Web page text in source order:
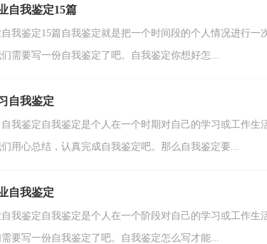
自我鉴定15篇
我鉴定15篇自我鉴定就是把一个时间段的个人情况进行
需要写一份自我鉴定了吧。自我鉴定你想好怎...
自我鉴定
我鉴定自我鉴定是个人在一个时期对自己的学习或工作
用心总结，认真完成自我鉴定吧。那么自我鉴定要...
自我鉴定
我鉴定自我鉴定是个人在一个阶段对自己的学习或工作
要写一份自我鉴定了吧。自我鉴定怎么写才能...